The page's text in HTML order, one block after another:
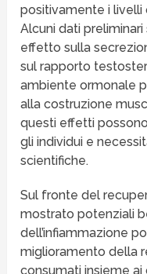
positivamente i livelli
Alcuni dati
effetto sulla
sul rapporto
ambiente ormonale
alla costruzione
questi effetti
gli individui e
scientifiche.
Sul fronte del
mostrato potenziali
dell’infiammazione
miglioramento della
consumati insieme